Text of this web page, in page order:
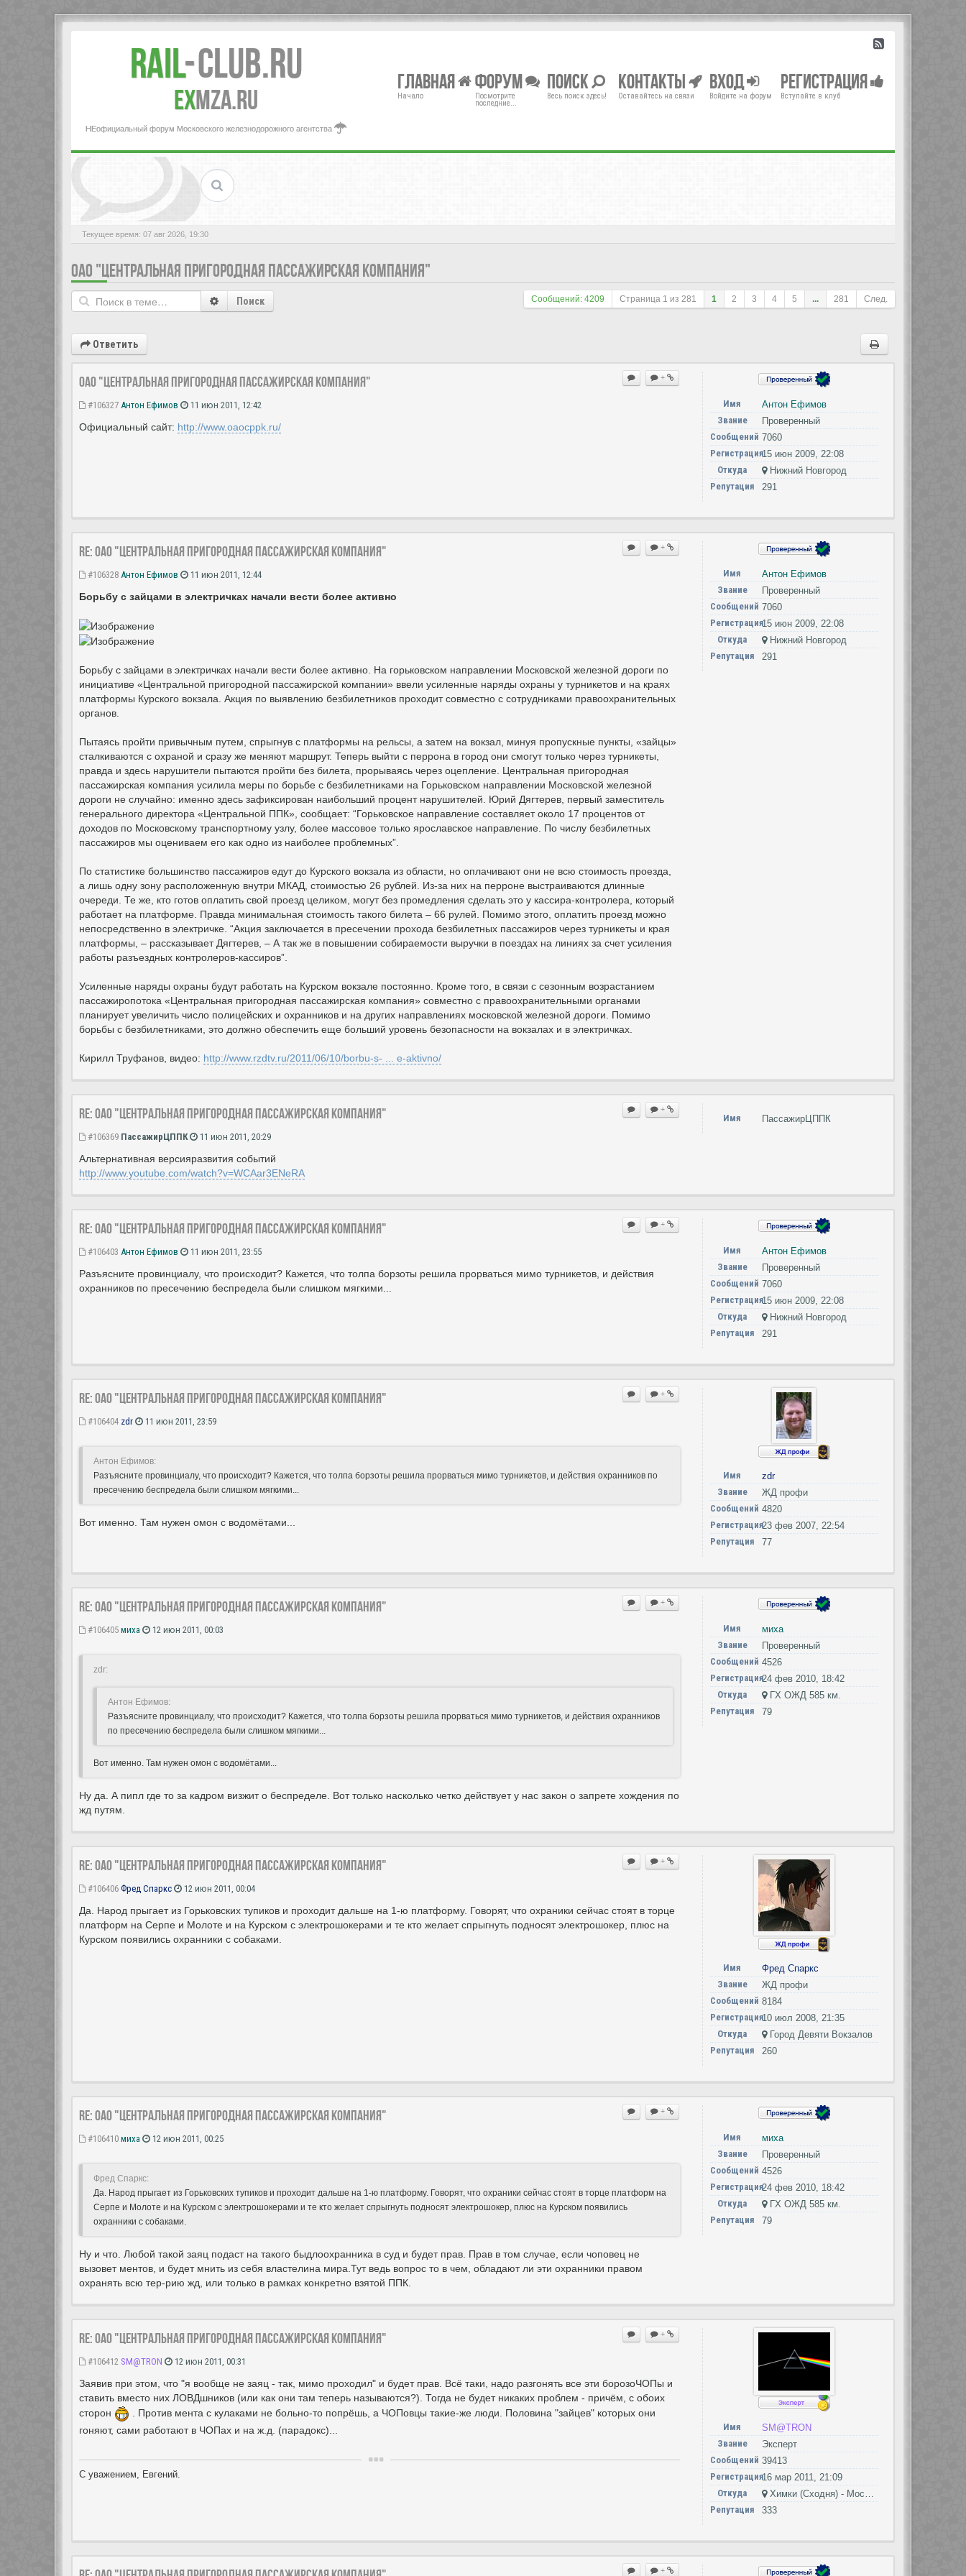
Rail-Club.RU
exMZA.RU
НЕофициальный форум Московского железнодорожного агентства
Главная
Начало
Форум
Посмотрите
последние...
Поиск
Весь поиск здесь!
Контакты
Оставайтесь на связи
Вход
Войдите на форум
Регистрация
Вступайте в клуб
Текущее время: 07 авг 2026, 19:30
ОАО "ЦЕНТРАЛЬНАЯ ПРИГОРОДНАЯ ПАССАЖИРСКАЯ КОМПАНИЯ"
Сообщений: 4209 Страница 1 из 281 1 2 3 4 5 ... 281 След.
Поиск
Ответить
+
ОАО "Центральная пригородная пассажирская компания"
#106327 Антон Ефимов 11 июн 2011, 12:42
Официальный сайт: http://www.oaocppk.ru/
Имя
Антон Ефимов
Звание
Проверенный
Сообщений 7060
Регистрация15 июн 2009, 22:08
Откуда
Нижний Новгород
Репутация
291
+
Re: ОАО "Центральная пригородная пассажирская компания"
#106328 Антон Ефимов 11 июн 2011, 12:44
Борьбу с зайцами в электричках начали вести более активно
Борьбу с зайцами в электричках начали вести более активно. На горьковском направлении Московской железной дороги по
инициативе «Центральной пригородной пассажирской компании» ввели усиленные наряды охраны у турникетов и на краях
платформы Курского вокзала. Акция по выявлению безбилетников проходит совместно с сотрудниками правоохранительных
органов.
Пытаясь пройти привычным путем, спрыгнув с платформы на рельсы, а затем на вокзал, минуя пропускные пункты, «зайцы»
сталкиваются с охраной и сразу же меняют маршрут. Теперь выйти с перрона в город они смогут только через турникеты,
правда и здесь нарушители пытаются пройти без билета, прорываясь через оцепление. Центральная пригородная
пассажирская компания усилила меры по борьбе с безбилетниками на Горьковском направлении Московской железной
дороги не случайно: именно здесь зафиксирован наибольший процент нарушителей. Юрий Дягтерев, первый заместитель
генерального директора «Центральной ППК», сообщает: “Горьковское направление составляет около 17 процентов от
доходов по Московскому транспортному узлу, более массовое только ярославское направление. По числу безбилетных
пассажиров мы оцениваем его как одно из наиболее проблемных”.
По статистике большинство пассажиров едут до Курского вокзала из области, но оплачивают они не всю стоимость проезда,
а лишь одну зону расположенную внутри МКАД, стоимостью 26 рублей. Из-за них на перроне выстраиваются длинные
очереди. Те же, кто готов оплатить свой проезд целиком, могут без промедления сделать это у кассира-контролера, который
работает на платформе. Правда минимальная стоимость такого билета – 66 рулей. Помимо этого, оплатить проезд можно
непосредственно в электричке. “Акция заключается в пресечении прохода безбилетных пассажиров через турникеты и края
платформы, – рассказывает Дягтерев, – А так же в повышении собираемости выручки в поездах на линиях за счет усиления
работы разъездных контролеров-кассиров”.
Усиленные наряды охраны будут работать на Курском вокзале постоянно. Кроме того, в связи с сезонным возрастанием
пассажиропотока «Центральная пригородная пассажирская компания» совместно с правоохранительными органами
планирует увеличить число полицейских и охранников и на других направлениях московской железной дороги. Помимо
борьбы с безбилетниками, это должно обеспечить еще больший уровень безопасности на вокзалах и в электричках.
Кирилл Труфанов, видео: http://www.rzdtv.ru/2011/06/10/borbu-s- ... e-aktivno/
Имя
Антон Ефимов
Звание
Проверенный
Сообщений 7060
Регистрация15 июн 2009, 22:08
Откуда
Нижний Новгород
Репутация
291
+
Re: ОАО "Центральная пригородная пассажирская компания"
#106369 ПассажирЦППК 11 июн 2011, 20:29
Альтернативная версияразвития событий
http://www.youtube.com/watch?v=WCAar3ENeRA
Имя ПассажирЦППК
+
Re: ОАО "Центральная пригородная пассажирская компания"
#106403 Антон Ефимов 11 июн 2011, 23:55
Разъясните провинциалу, что происходит? Кажется, что толпа борзоты решила прорваться мимо турникетов, и действия
охранников по пресечению беспредела были слишком мягкими...
Имя
Антон Ефимов
Звание
Проверенный
Сообщений 7060
Регистрация15 июн 2009, 22:08
Откуда
Нижний Новгород
Репутация
291
+
Re: ОАО "Центральная пригородная пассажирская компания"
#106404 zdr 11 июн 2011, 23:59
Антон Ефимов:
Разъясните провинциалу, что происходит? Кажется, что толпа борзоты решила прорваться мимо турникетов, и действия охранников по
пресечению беспредела были слишком мягкими...
Вот именно. Там нужен омон с водомётами...
Имя
zdr
Звание
ЖД профи
Сообщений 4820
Регистрация23 фев 2007, 22:54
Репутация
77
+
Re: ОАО "Центральная пригородная пассажирская компания"
#106405 миха 12 июн 2011, 00:03
zdr:
Антон Ефимов:
Разъясните провинциалу, что происходит? Кажется, что толпа борзоты решила прорваться мимо турникетов, и действия охранников
по пресечению беспредела были слишком мягкими...
Вот именно. Там нужен омон с водомётами...
Ну да. А пипл где то за кадром визжит о беспределе. Вот только насколько четко действует у нас закон о запрете хождения по
жд путям.
Имя
миха
Звание
Проверенный
Сообщений 4526
Регистрация24 фев 2010, 18:42
Откуда
ГХ ОЖД 585 км.
Репутация
79
+
Re: ОАО "Центральная пригородная пассажирская компания"
#106406 Фред Спаркс 12 июн 2011, 00:04
Да. Народ прыгает из Горьковских тупиков и проходит дальше на 1-ю платформу. Говорят, что охраники сейчас стоят в торце
платформ на Серпе и Молоте и на Курском с электрошокерами и те кто желает спрыгнуть подносят электрошокер, плюс на
Курском появились охранники с собаками.
Имя
Фред Спаркс
Звание
ЖД профи
Сообщений 8184
Регистрация10 июл 2008, 21:35
Откуда
Город Девяти Вокзалов
Репутация
260
+
Re: ОАО "Центральная пригородная пассажирская компания"
#106410 миха 12 июн 2011, 00:25
Фред Спаркс:
Да. Народ прыгает из Горьковских тупиков и проходит дальше на 1-ю платформу. Говорят, что охраники сейчас стоят в торце платформ на
Серпе и Молоте и на Курском с электрошокерами и те кто желает спрыгнуть подносят электрошокер, плюс на Курском появились
охранники с собаками.
Ну и что. Любой такой заяц подаст на такого быдлоохранника в суд и будет прав. Прав в том случае, если чоповец не
вызовет ментов, и будет мнить из себя властелина мира.Тут ведь вопрос то в чем, обладают ли эти охранники правом
охранять всю тер-рию жд, или только в рамках конкретно взятой ППК.
Имя
миха
Звание
Проверенный
Сообщений 4526
Регистрация24 фев 2010, 18:42
Откуда
ГХ ОЖД 585 км.
Репутация
79
+
Re: ОАО "Центральная пригородная пассажирская компания"
#106412 SM@TRON 12 июн 2011, 00:31
Заявив при этом, что "я вообще не заяц - так, мимо проходил" и будет прав. Всё таки, надо разгонять все эти борозоЧОПы и
ставить вместо них ЛОВДшников (или как они там теперь называются?). Тогда не будет никаких проблем - причём, с обоих
сторон
. Против мента с кулаками не больно-то попрёшь, а ЧОПовцы такие-же люди. Половина "зайцев" которых они
гоняют, сами работают в ЧОПах и на ж.д. (парадокс)...
С уважением, Евгений.
Имя
SM@TRON
Звание
Эксперт
Сообщений 39413
Регистрация16 мар 2011, 21:09
Откуда
Химки (Сходня) - Москва - Петушки
Репутация
333
+